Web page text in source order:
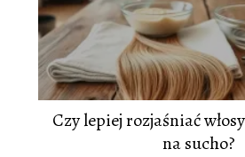
Czy lepiej rozjaśniać
na sucho?